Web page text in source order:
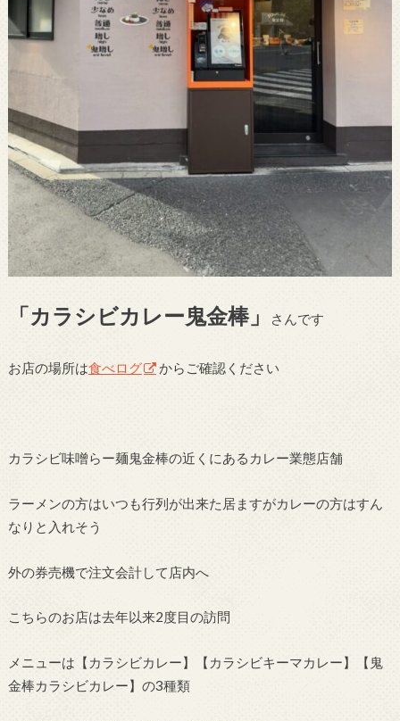
「カラシビカレー鬼金棒」 さんです
お店の場所は食べログ からご確認ください
カラシビ味噌らー麺鬼金棒の近くにあるカレー業態店舗
ラーメンの方はいつも行列が出来た居ますがカレーの方はすん
なりと入れそう
外の券売機で注文会計して店内へ
こちらのお店は去年以来2度目の訪問
メニューは【カラシビカレー】【カラシビキーマカレー】【鬼
金棒カラシビカレー】の3種類